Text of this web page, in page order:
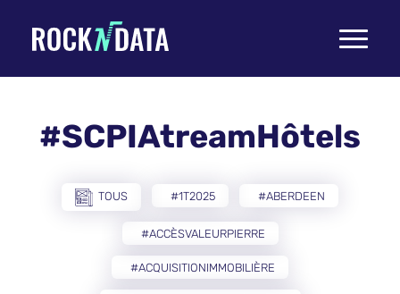
Toggle
#SCPIAtreamHôtels
TOUS #1T2025 #ABERDEEN
#ACCÈSVALEURPIERRE
#ACQUISITIONIMMOBILIÈRE